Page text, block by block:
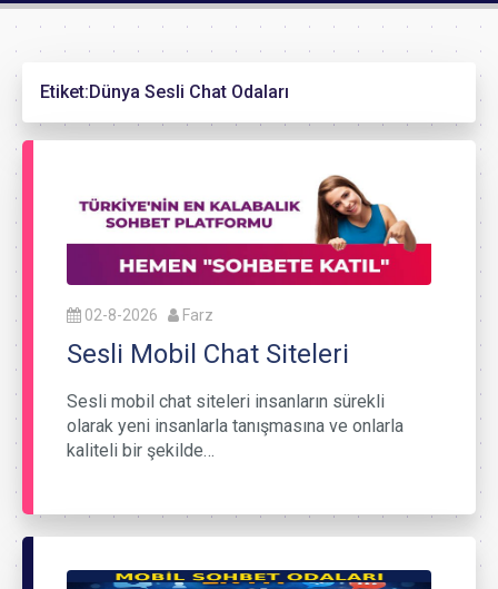
Etiket:Dünya Sesli Chat Odaları
02-8-2026 Farz
Sesli Mobil Chat Siteleri
Sesli mobil chat siteleri insanların sürekli
olarak yeni insanlarla tanışmasına ve onlarla
kaliteli bir şekilde…